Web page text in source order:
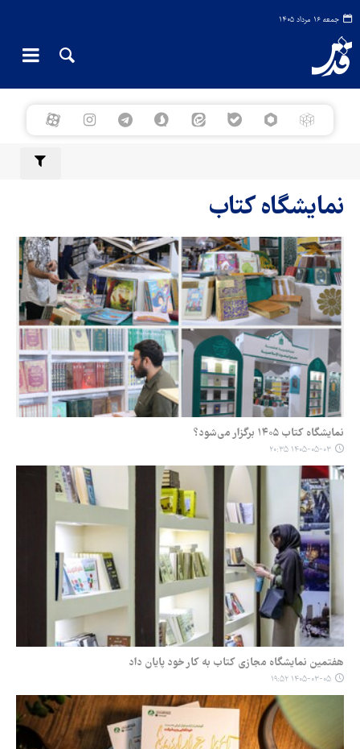
جمعه ۱۶ مرداد ۱۴۰۵
نمایشگاه کتاب
نمایشگاه کتاب ۱۴۰۵ برگزار می‌شود؟
۱۴۰۵-۰۵-۰۳ ۲۰:۳۵
هفتمین نمایشگاه مجازی کتاب به کار خود پایان داد
۱۴۰۵-۰۳-۰۵ ۱۹:۵۲